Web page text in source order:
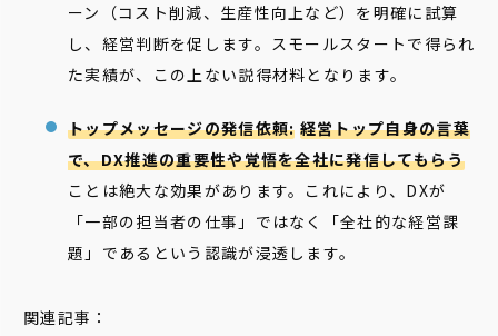
ーン（コスト削減、生産性向上など）を明確に試算
し、経営判断を促します。スモールスタートで得られ
た実績が、この上ない説得材料となります。
トップメッセージの発信依頼: 経営トップ自身の言葉
で、DX推進の重要性や覚悟を全社に発信してもらう
ことは絶大な効果があります。これにより、DXが
「一部の担当者の仕事」ではなく「全社的な経営課
題」であるという認識が浸透します。
関連記事：